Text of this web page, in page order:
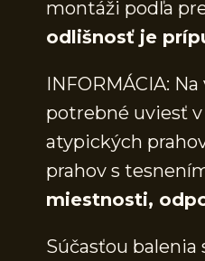
montáži podľa
odlišnosť je
INFORMÁCIA:
potrebné uviesť
atypických
prahov s
miestnosti,
Súčasťou balenia